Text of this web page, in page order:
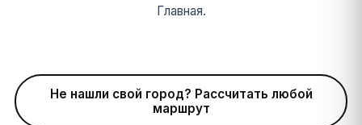
Главная.
Не нашли свой город? Рассчитать любой
маршрут